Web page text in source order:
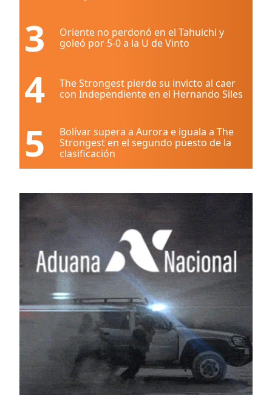
3
Oriente no perdonó en el Tahuichi y
goleó por 5-0 a la U de Vinto
4
The Strongest pierde su invicto al caer
con Independiente en el Hernando Siles
5
Bolívar supera a Aurora e iguala a The
Strongest en el segundo puesto de la
clasificación